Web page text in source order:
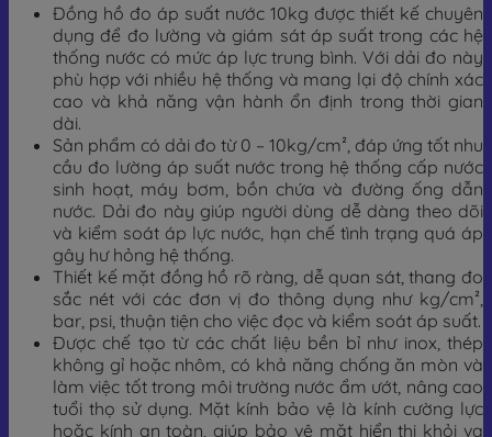
Đồng hồ đo áp suất nước 10kg được thiết kế chuyên
dụng để đo lường và giám sát áp suất trong các hệ
thống nước có mức áp lực trung bình. Với dải đo này
phù hợp với nhiều hệ thống và mang lại độ chính xác
cao và khả năng vận hành ổn định trong thời gian
dài.
Sản phẩm có dải đo từ 0 – 10kg/cm², đáp ứng tốt nhu
cầu đo lường áp suất nước trong hệ thống cấp nước
sinh hoạt, máy bơm, bồn chứa và đường ống dẫn
nước. Dải đo này giúp người dùng dễ dàng theo dõi
và kiểm soát áp lực nước, hạn chế tình trạng quá áp
gây hư hỏng hệ thống.
Thiết kế mặt đồng hồ rõ ràng, dễ quan sát, thang đo
sắc nét với các đơn vị đo thông dụng như kg/cm²,
bar, psi, thuận tiện cho việc đọc và kiểm soát áp suất.
Được chế tạo từ các chất liệu bền bỉ như inox, thép
không gỉ hoặc nhôm, có khả năng chống ăn mòn và
làm việc tốt trong môi trường nước ẩm ướt, nâng cao
tuổi thọ sử dụng. Mặt kính bảo vệ là kính cường lực
hoặc kính an toàn, giúp bảo vệ mặt hiển thị khỏi va